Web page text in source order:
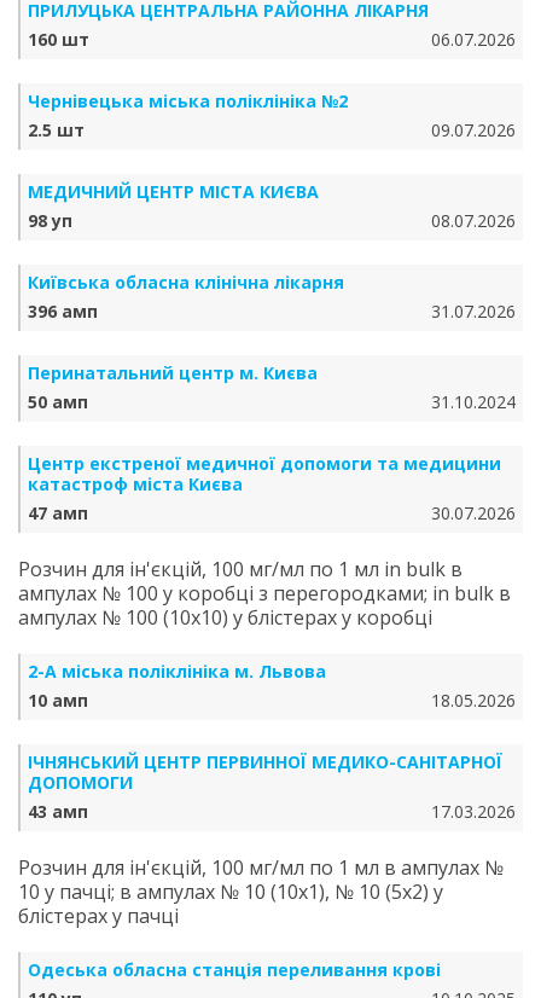
ПРИЛУЦЬКА ЦЕНТРАЛЬНА РАЙОННА ЛІКАРНЯ
160 шт
06.07.2026
Чернівецька міська поліклініка №2
2.5 шт
09.07.2026
МЕДИЧНИЙ ЦЕНТР МІСТА КИЄВА
98 уп
08.07.2026
Київська обласна клінічна лікарня
396 амп
31.07.2026
Перинатальний центр м. Києва
50 амп
31.10.2024
Центр екстреної медичної допомоги та медицини
катастроф міста Києва
47 амп
30.07.2026
Розчин для ін'єкцій, 100 мг/мл по 1 мл in bulk в
ампулах № 100 у коробці з перегородками; in bulk в
ампулах № 100 (10х10) у блістерах у коробці
2-А міська поліклініка м. Львова
10 амп
18.05.2026
ІЧНЯНСЬКИЙ ЦЕНТР ПЕРВИННОЇ МЕДИКО-САНІТАРНОЇ
ДОПОМОГИ
43 амп
17.03.2026
Розчин для ін'єкцій, 100 мг/мл по 1 мл в ампулах №
10 у пачці; в ампулах № 10 (10х1), № 10 (5х2) у
блістерах у пачці
Одеська обласна станція переливання крові